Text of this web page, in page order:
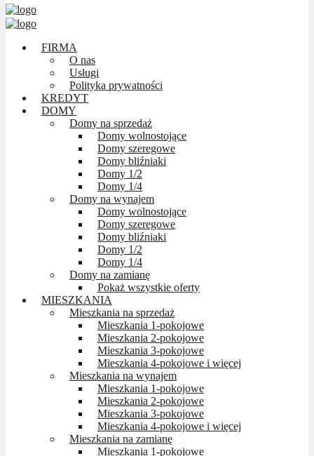
FIRMA
O nas
Usługi
Polityka prywatności
KREDYT
DOMY
Domy na sprzedaż
Domy wolnostojące
Domy szeregowe
Domy bliźniaki
Domy 1/2
Domy 1/4
Domy na wynajem
Domy wolnostojące
Domy szeregowe
Domy bliźniaki
Domy 1/2
Domy 1/4
Domy na zamianę
Pokaż wszystkie oferty
MIESZKANIA
Mieszkania na sprzedaż
Mieszkania 1-pokojowe
Mieszkania 2-pokojowe
Mieszkania 3-pokojowe
Mieszkania 4-pokojowe i więcej
Mieszkania na wynajem
Mieszkania 1-pokojowe
Mieszkania 2-pokojowe
Mieszkania 3-pokojowe
Mieszkania 4-pokojowe i więcej
Mieszkania na zamianę
Mieszkania 1-pokojowe